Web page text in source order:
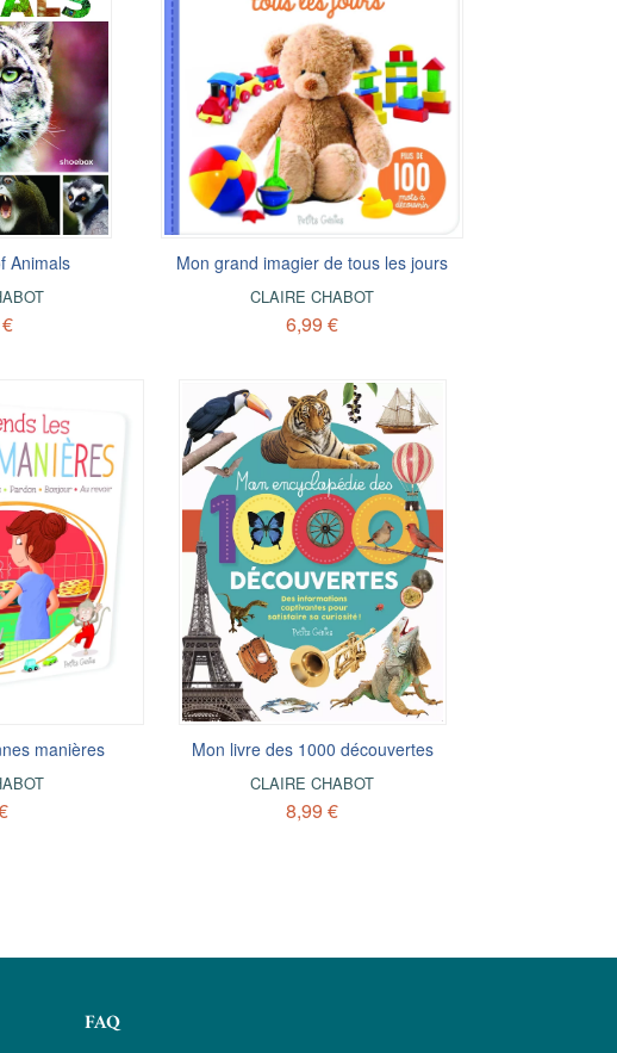
Animals Mon grand imagier de tous les jours
CLAIRE CHABOT
6,99 €
manières Mon livre des 1000 découvertes
CLAIRE CHABOT
8,99 €
FAQ